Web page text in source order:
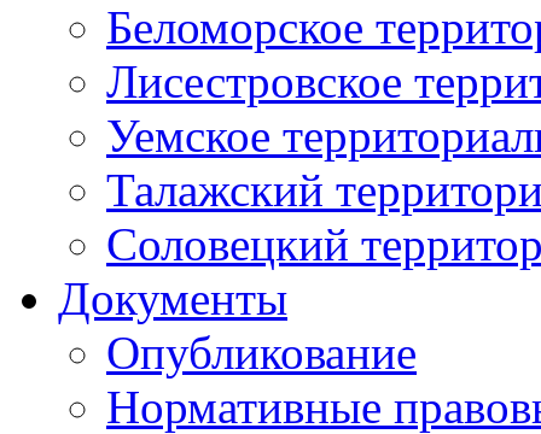
Беломорское
Лисестровское
Уемское
Талажский
Соловецкий
Документы
Опубликование
Нормативные